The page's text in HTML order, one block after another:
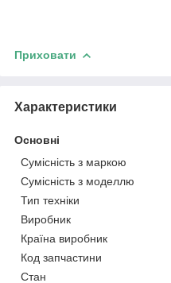
Приховати
Характеристики
Основні
Сумісність з маркою
Сумісність з моделлю
Тип техніки
Виробник
Країна виробник
Код запчастини
Стан